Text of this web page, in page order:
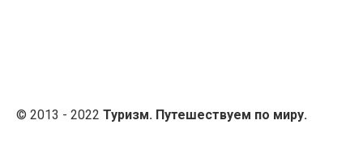
© 2013 - 2022 Туризм. Путешествуем по миру.